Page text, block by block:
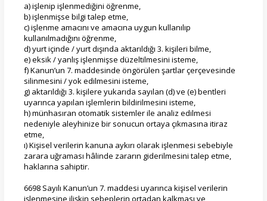
a) işlenip işlenmediğini öğrenme,
b) işlenmişse bilgi talep etme,
c) işlenme amacını ve amacına uygun kullanılıp
kullanılmadığını öğrenme,
d) yurt içinde / yurt dışında aktarıldığı 3. kişileri bilme,
e) eksik / yanlış işlenmişse düzeltilmesini isteme,
f) Kanun’un 7. maddesinde öngörülen şartlar çerçevesinde
silinmesini / yok edilmesini isteme,
g) aktarıldığı 3. kişilere yukarıda sayılan (d) ve (e) bentleri
uyarınca yapılan işlemlerin bildirilmesini isteme,
h) münhasıran otomatik sistemler ile analiz edilmesi
nedeniyle aleyhinize bir sonucun ortaya çıkmasına itiraz
etme,
ı) Kişisel verilerin kanuna aykırı olarak işlenmesi sebebiyle
zarara uğraması hâlinde zararın giderilmesini talep etme,
haklarına sahiptir.
6698 Sayılı Kanun’un 7. maddesi uyarınca kişisel verilerin
işlenmesine ilişkin sebeplerin ortadan kalkması ve